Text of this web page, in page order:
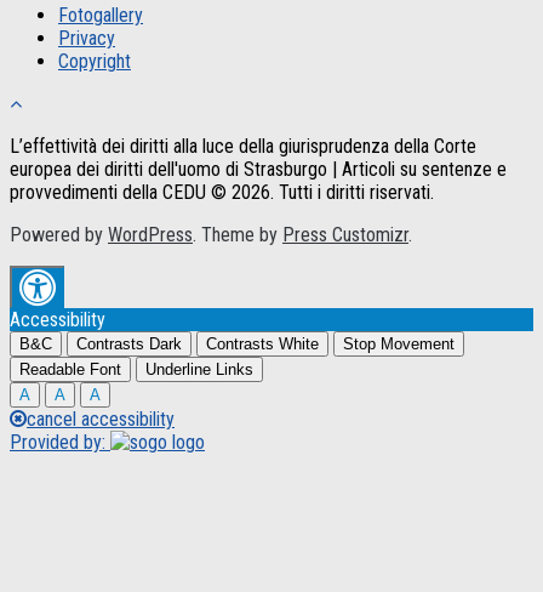
Fotogallery
Privacy
Copyright
L’effettività dei diritti alla luce della giurisprudenza della Corte
europea dei diritti dell'uomo di Strasburgo | Articoli su sentenze e
provvedimenti della CEDU © 2026. Tutti i diritti riservati.
Powered by WordPress. Theme by Press Customizr.
Accessibility
B&C Contrasts Dark Contrasts White
Stop Movement
Readable Font
Underline Links
A
A A
cancel accessibility
Provided by: